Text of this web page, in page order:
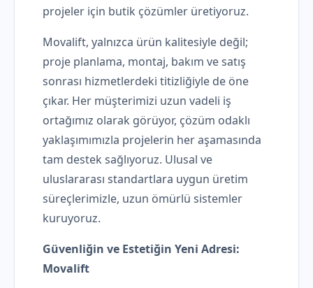
projeler için butik çözümler üretiyoruz.
Movalift, yalnızca ürün kalitesiyle değil;
proje planlama, montaj, bakım ve satış
sonrası hizmetlerdeki titizliğiyle de öne
çıkar. Her müşterimizi uzun vadeli iş
ortağımız olarak görüyor, çözüm odaklı
yaklaşımımızla projelerin her aşamasında
tam destek sağlıyoruz. Ulusal ve
uluslararası standartlara uygun üretim
süreçlerimizle, uzun ömürlü sistemler
kuruyoruz.
Güvenliğin ve Estetiğin Yeni Adresi:
Movalift